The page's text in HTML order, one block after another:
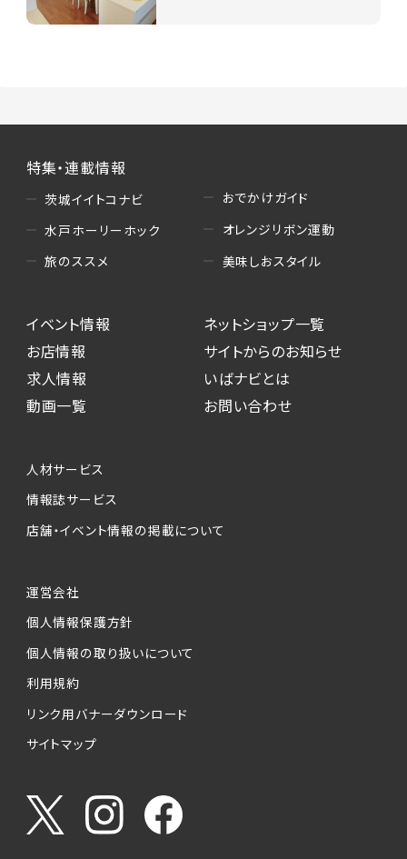
特集・連載情報
茨城イイトコナビ
水戸ホーリーホック
旅のススメ
おでかけガイド
オレンジリボン運動
美味しおスタイル
イベント情報
お店情報
求人情報
動画一覧
ネットショップ一覧
サイトからのお知らせ
いばナビとは
お問い合わせ
人材サービス
情報誌サービス
店舗・イベント情報の掲載について
運営会社
個人情報保護方針
個人情報の取り扱いについて
利用規約
リンク用バナーダウンロード
サイトマップ